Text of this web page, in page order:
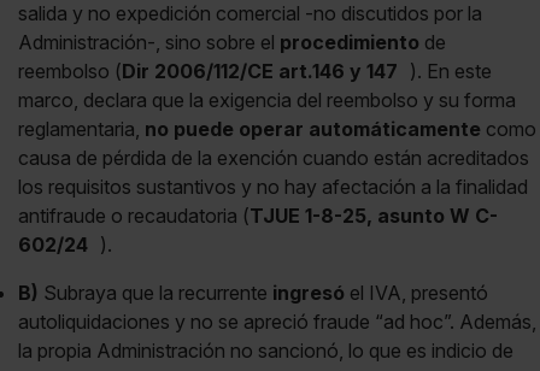
salida y no expedición comercial -no discutidos por la
Administración-, sino sobre el procedimiento de
reembolso (Dir 2006/112/CE art.146 y 147 ). En este
marco, declara que la exigencia del reembolso y su forma
reglamentaria, no puede operar automáticamente como
causa de pérdida de la exención cuando están acreditados
los requisitos sustantivos y no hay afectación a la finalidad
antifraude o recaudatoria (TJUE 1-8-25, asunto W C-
602/24 ).
B) Subraya que la recurrente ingresó el IVA, presentó
autoliquidaciones y no se apreció fraude “ad hoc”. Además,
la propia Administración no sancionó, lo que es indicio de